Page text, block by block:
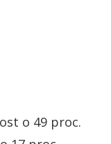
o 49 proc.